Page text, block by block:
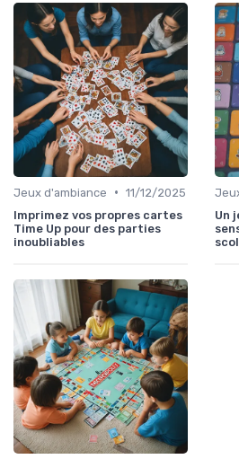
Jeux d'ambiance • 11/12/2025
Imprimez vos propres cartes
Time Up pour des parties
inoubliables
Un